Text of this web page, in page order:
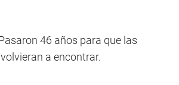
46 años para que las
a encontrar.